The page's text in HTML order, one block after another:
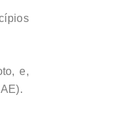
e,